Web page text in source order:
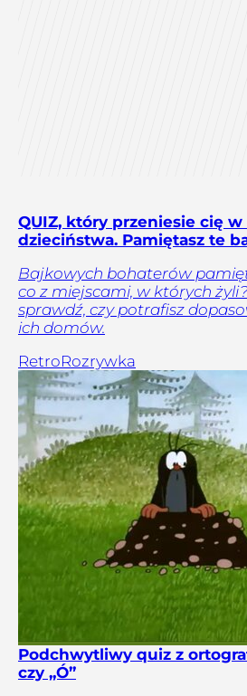
QUIZ, który przeniesie cię w
dzieciństwa. Pamiętasz te
Bajkowych bohaterów
co z miejscami, w których
sprawdź, czy potrafisz
ich domów.
RetroRozrywka
Podchwytliwy quiz z
czy „Ó”